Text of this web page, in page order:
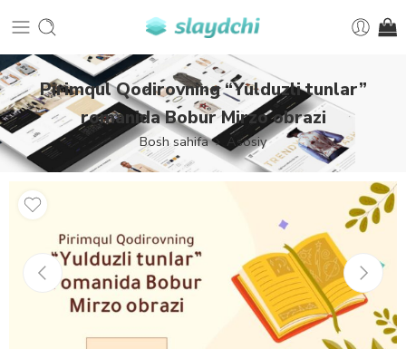
Pirimqul Qodirovning “Yulduzli tunlar”
romanida Bobur Mirzo obrazi
Bosh sahifa Asosiy